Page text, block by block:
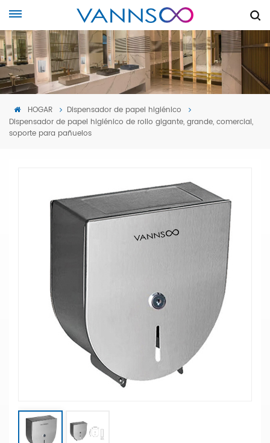
HOGAR
Dispensador de papel higiénico
Dispensador de papel higiénico de rollo gigante, grande, comercial,
soporte para pañuelos